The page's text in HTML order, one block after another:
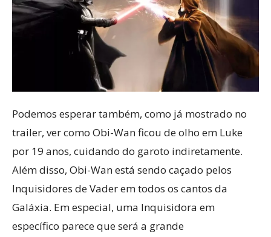
Podemos esperar também, como já mostrado no
trailer, ver como Obi-Wan ficou de olho em Luke
por 19 anos, cuidando do garoto indiretamente.
Além disso, Obi-Wan está sendo caçado pelos
Inquisidores de Vader em todos os cantos da
Galáxia. Em especial, uma Inquisidora em
específico parece que será a grande